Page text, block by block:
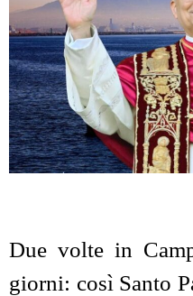
Due volte in
giorni: così Santo